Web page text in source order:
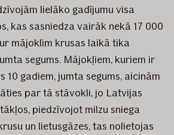
lielāko gadījumu visa
kas sasniedza vairāk nekā 17 000
mājoklim krusas laikā tika
segums. Mājokļiem, kuriem ir
10 gadiem, jumta segums, aicinām
par tā stāvokli, jo Latvijas
piedzīvojot milzu sniega
un lietusgāzes, tas nolietojas